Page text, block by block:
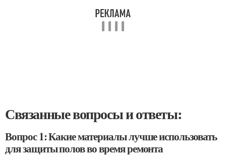
Связанные вопросы и ответы:
Вопрос 1: Какие материалы лучше использовать
для защиты полов во время ремонта